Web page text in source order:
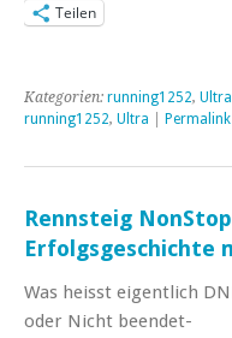
Teilen
Kategorien: running1252,
running1252, Ultra Permalink
Rennsteig
Erfolgsgeschichte
Was heisst eigentlich
oder Nicht beendet-